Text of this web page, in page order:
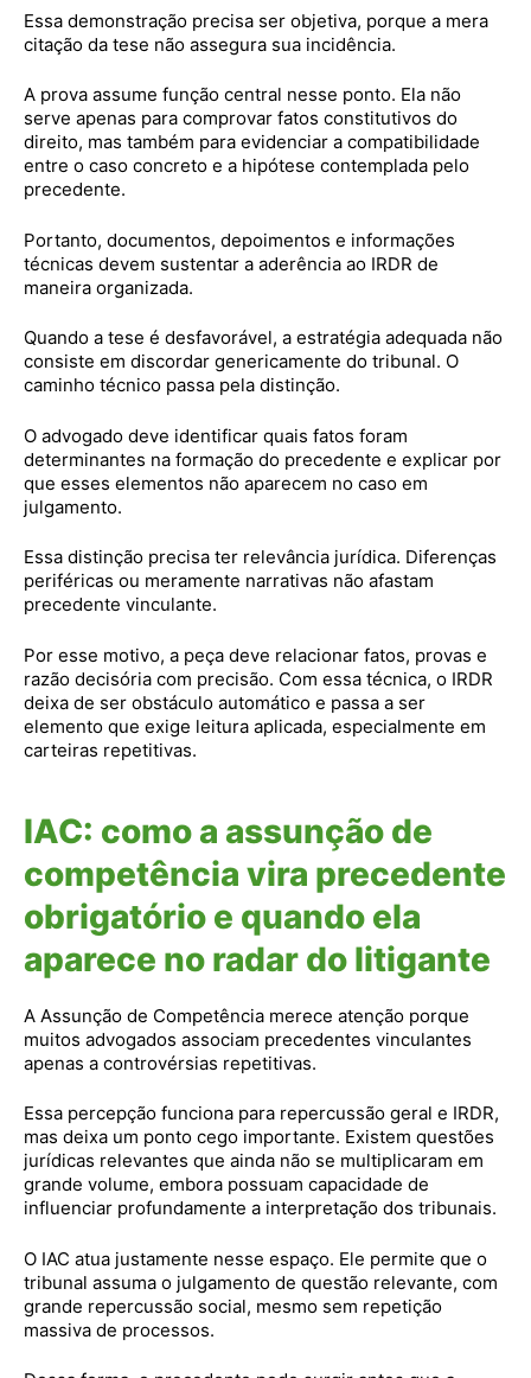
Essa demonstração precisa ser objetiva, porque a mera
citação da tese não assegura sua incidência.
A prova assume função central nesse ponto. Ela não
serve apenas para comprovar fatos constitutivos do
direito, mas também para evidenciar a compatibilidade
entre o caso concreto e a hipótese contemplada pelo
precedente.
Portanto, documentos, depoimentos e informações
técnicas devem sustentar a aderência ao IRDR de
maneira organizada.
Quando a tese é desfavorável, a estratégia adequada não
consiste em discordar genericamente do tribunal. O
caminho técnico passa pela distinção.
O advogado deve identificar quais fatos foram
determinantes na formação do precedente e explicar por
que esses elementos não aparecem no caso em
julgamento.
Essa distinção precisa ter relevância jurídica. Diferenças
periféricas ou meramente narrativas não afastam
precedente vinculante.
Por esse motivo, a peça deve relacionar fatos, provas e
razão decisória com precisão. Com essa técnica, o IRDR
deixa de ser obstáculo automático e passa a ser
elemento que exige leitura aplicada, especialmente em
carteiras repetitivas.
IAC: como a assunção de
competência vira precedente
obrigatório e quando ela
aparece no radar do litigante
A Assunção de Competência merece atenção porque
muitos advogados associam precedentes vinculantes
apenas a controvérsias repetitivas.
Essa percepção funciona para repercussão geral e IRDR,
mas deixa um ponto cego importante. Existem questões
jurídicas relevantes que ainda não se multiplicaram em
grande volume, embora possuam capacidade de
influenciar profundamente a interpretação dos tribunais.
O IAC atua justamente nesse espaço. Ele permite que o
tribunal assuma o julgamento de questão relevante, com
grande repercussão social, mesmo sem repetição
massiva de processos.